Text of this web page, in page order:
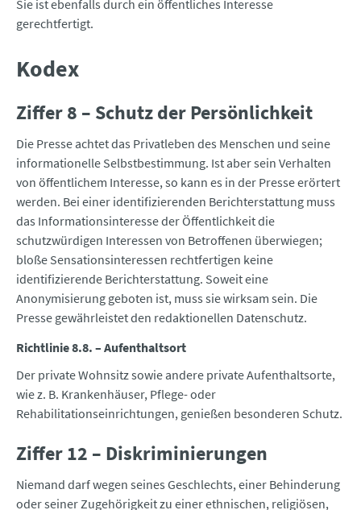
Sie ist ebenfalls durch ein öffentliches Interesse
gerechtfertigt.
Kodex
Ziffer 8 – Schutz der Persönlichkeit
Die Presse achtet das Privatleben des Menschen und seine
informationelle Selbstbestimmung. Ist aber sein Verhalten
von öffentlichem Interesse, so kann es in der Presse erörtert
werden. Bei einer identifizierenden Berichterstattung muss
das Informationsinteresse der Öffentlichkeit die
schutzwürdigen Interessen von Betroffenen überwiegen;
bloße Sensationsinteressen rechtfertigen keine
identifizierende Berichterstattung. Soweit eine
Anonymisierung geboten ist, muss sie wirksam sein. Die
Presse gewährleistet den redaktionellen Datenschutz.
Richtlinie 8.8. – Aufenthaltsort
Der private Wohnsitz sowie andere private Aufenthaltsorte,
wie z. B. Krankenhäuser, Pflege- oder
Rehabilitationseinrichtungen, genießen besonderen Schutz.
Ziffer 12 – Diskriminierungen
Niemand darf wegen seines Geschlechts, einer Behinderung
oder seiner Zugehörigkeit zu einer ethnischen, religiösen,